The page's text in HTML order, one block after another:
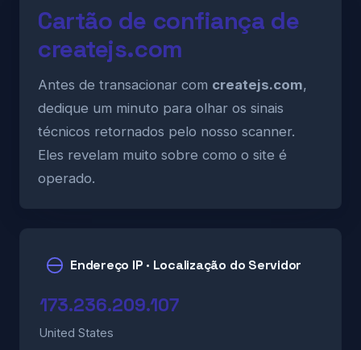
Cartão de confiança de
createjs.com
Antes de transacionar com createjs.com,
dedique um minuto para olhar os sinais
técnicos retornados pelo nosso scanner.
Eles revelam muito sobre como o site é
operado.
Endereço IP · Localização do Servidor
173.236.209.107
United States